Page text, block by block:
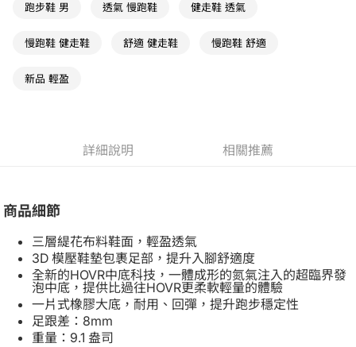
跑步鞋 男 透氣 慢跑鞋 健走鞋 透氣
慢跑鞋 健走鞋 舒適 健走鞋 慢跑鞋 舒適
新品 輕盈
詳細說明 相關推薦
商品細節
三層緹花布料鞋面，輕盈透氣
3D 模壓鞋墊包裹足部，提升入腳舒適度
全新的HOVR中底科技，一體成形的氮氣注入的超臨界發
泡中底，提供比過往HOVR更柔軟輕量的體驗
一片式橡膠大底，耐用、回彈，提升跑步穩定性
足跟差：8mm
重量：9.1 盎司